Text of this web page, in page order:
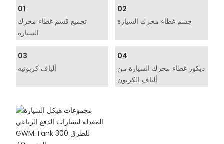
01
تجميع قسم غطاء محرك
السيارة
02
جسم غطاء محرك السيارة
03
ألياف كربونيه
04
ديكور غطاء محرك السيارة من
ألياف الكربون